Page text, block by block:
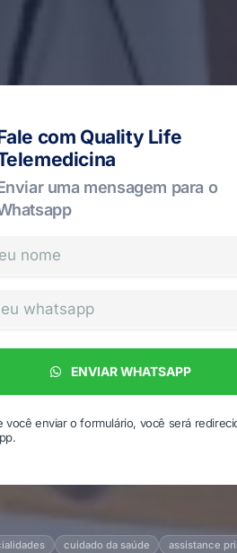
com Quality Life
uma mensagem para o
ENVIAR WHATSAPP
você enviar o formulário, você será
cuidado da saúde
assistance